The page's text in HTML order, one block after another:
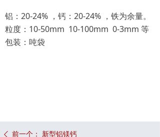
铝：20-24% ，钙：20-24% ，铁为余量。
粒度：10-50mm 10-100mm 0-3mm 等
包装：吨袋
ꄴ 前一个： 新型铝镁钙